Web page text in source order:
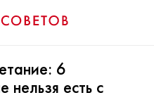
6
нельзя есть с